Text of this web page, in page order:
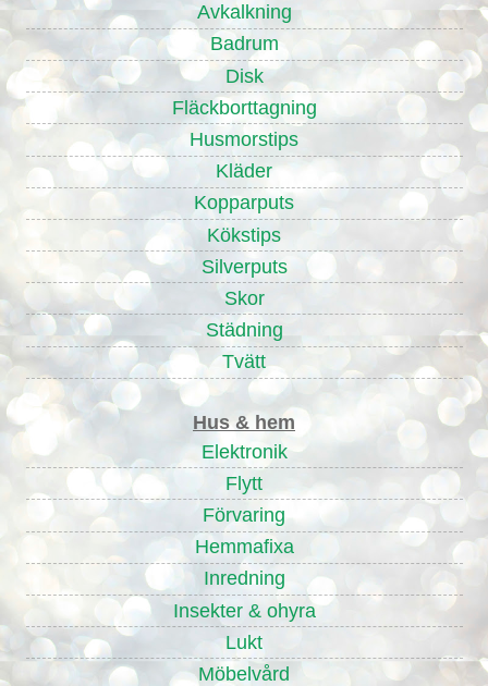
Avkalkning
Badrum
Disk
Fläckborttagning
Husmorstips
Kläder
Kopparputs
Kökstips
Silverputs
Skor
Städning
Tvätt
Hus & hem
Elektronik
Flytt
Förvaring
Hemmafixa
Inredning
Insekter & ohyra
Lukt
Möbelvård